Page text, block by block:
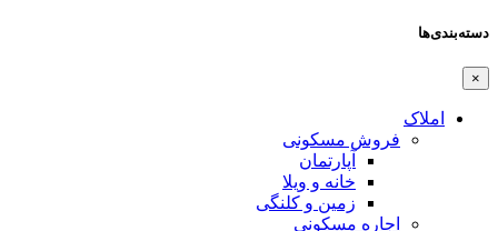
دسته‌بندی‌ها
×
املاک
فروش مسکونی
آپارتمان
خانه و ویلا
زمین و کلنگی
اجاره مسکونی